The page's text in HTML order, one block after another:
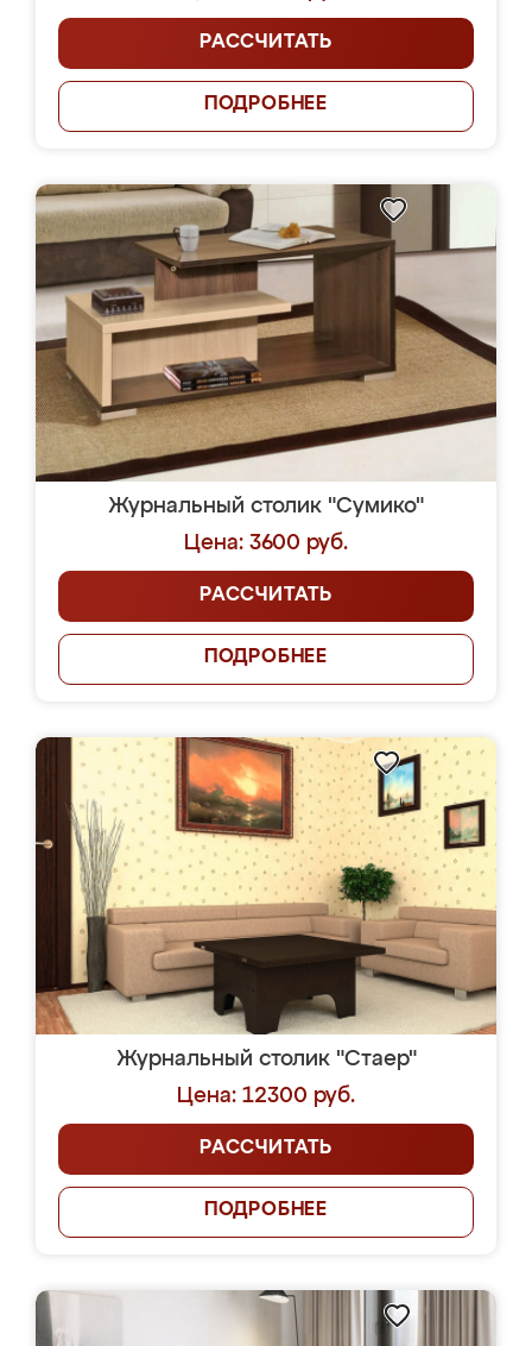
РАССЧИТАТЬ
ПОДРОБНЕЕ
Журнальный столик "Сумико"
Цена: 3600 руб.
РАССЧИТАТЬ
ПОДРОБНЕЕ
Журнальный столик "Стаер"
Цена: 12300 руб.
РАССЧИТАТЬ
ПОДРОБНЕЕ